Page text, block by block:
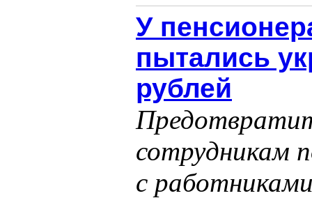
У
пытались
рублей
сотрудникам
с